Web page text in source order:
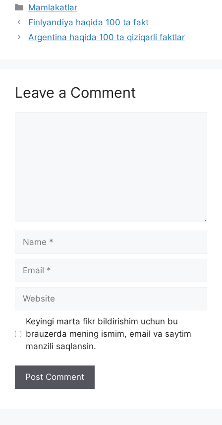
Categories
Mamlakatlar
Finlyandiya haqida 100 ta fakt
Argentina haqida 100 ta qiziqarli faktlar
Leave a Comment
Name
Email
Website
Keyingi marta fikr bildirishim uchun bu
brauzerda mening ismim, email va saytim
manzili saqlansin.